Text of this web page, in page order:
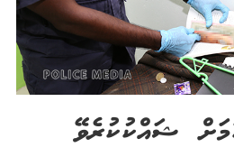
ޝައްކުކުރެވޭ